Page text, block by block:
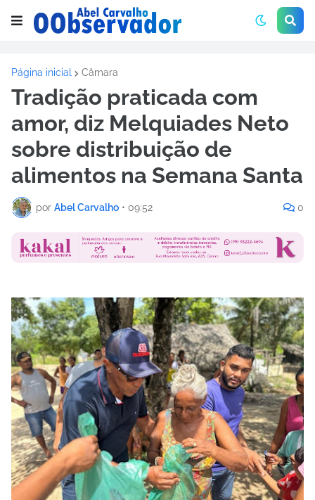
Página inicial Câmara
Tradição praticada com
amor, diz Melquiades Neto
sobre distribuição de
alimentos na Semana Santa
por Abel Carvalho • 09:52 0